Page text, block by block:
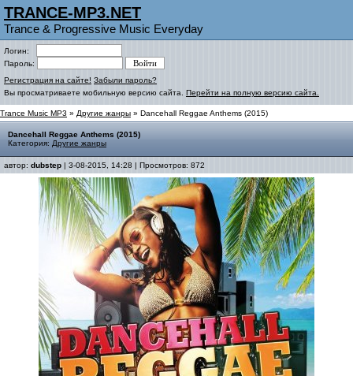
TRANCE-MP3.NET
Trance & Progressive Music Everyday
Логин:
Пароль:
Регистрация на сайте! Забыли пароль?
Вы просматриваете мобильную версию сайта. Перейти на полную версию сайта.
Trance Music MP3 » Другие жанры » Dancehall Reggae Anthems (2015)
Dancehall Reggae Anthems (2015)
Категория: Другие жанры
автор: dubstep | 3-08-2015, 14:28 | Просмотров: 872